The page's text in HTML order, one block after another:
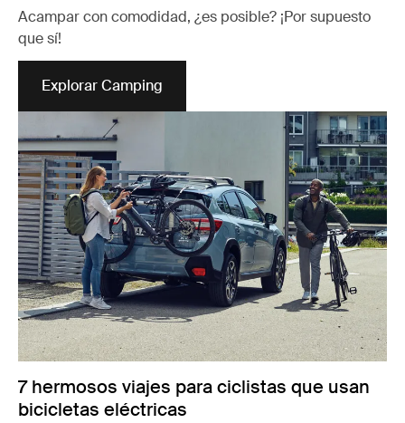
Acampar con comodidad, ¿es posible? ¡Por supuesto
que sí!
Explorar CampingSe abre en una nueva pestaña
7 hermosos viajes para ciclistas que usan
bicicletas eléctricas